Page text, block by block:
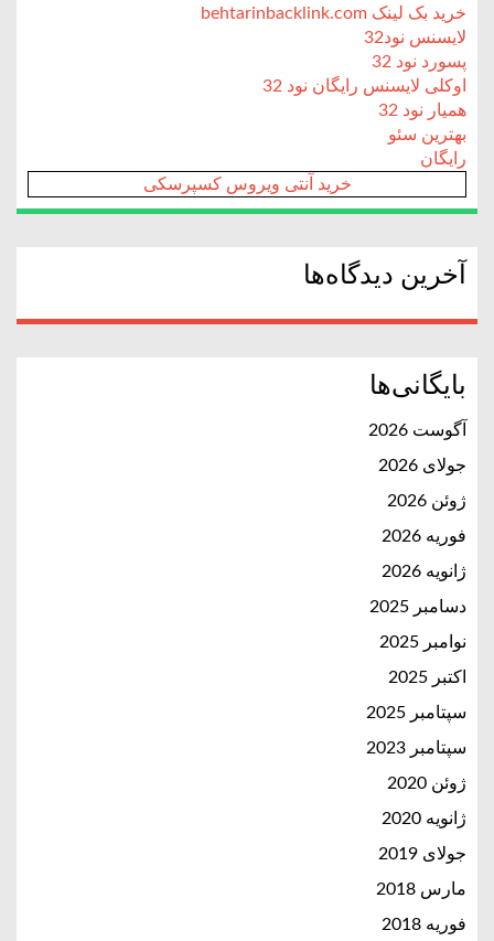
خرید بک لینک behtarinbacklink.com
لایسنس نود32
پسورد نود 32
اوکلی لایسنس رایگان نود 32
همیار نود 32
بهترین سئو
رایگان
خرید آنتی ویروس کسپرسکی
آخرین دیدگاه‌ها
بایگانی‌ها
آگوست 2026
جولای 2026
ژوئن 2026
فوریه 2026
ژانویه 2026
دسامبر 2025
نوامبر 2025
اکتبر 2025
سپتامبر 2025
سپتامبر 2023
ژوئن 2020
ژانویه 2020
جولای 2019
مارس 2018
فوریه 2018